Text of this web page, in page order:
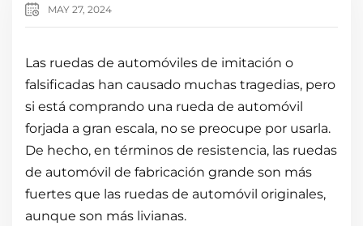
MAY 27, 2024
Las ruedas de automóviles de imitación o
falsificadas han causado muchas tragedias, pero
si está comprando una rueda de automóvil
forjada a gran escala, no se preocupe por usarla.
De hecho, en términos de resistencia, las ruedas
de automóvil de fabricación grande son más
fuertes que las ruedas de automóvil originales,
aunque son más livianas.